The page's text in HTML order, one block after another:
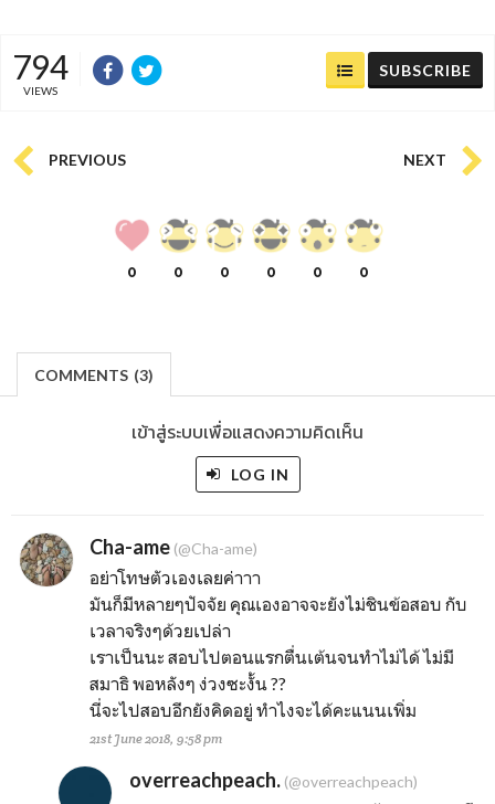
794
VIEWS
SUBSCRIBE
PREVIOUS NEXT
0 0 0 0 0 0
COMMENTS (3)
เข้าสู่ระบบเพื่อแสดงความคิดเห็น
LOG IN
Cha-ame (@Cha-ame)
อย่าโทษตัวเองเลยค่าาา
มันก็มีหลายๆปัจจัย คุณเองอาจจะยังไม่ชินข้อสอบ กับ
เวลาจริงๆด้วยเปล่า
เราเป็นนะ สอบไปตอนแรกตื่นเต้นจนทำไม่ได้ ไม่มี
สมาธิ พอหลังๆ ง่วงซะงั้น ??
นี่จะไปสอบอีกยังคิดอยู่ ทำไงจะได้คะแนนเพิ่ม
21st June 2018, 9:58 pm
overreachpeach.(@overreachpeach)